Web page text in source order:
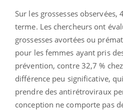
Sur les grossesses observées,
terme. Les chercheurs ont
grossesses avortées ou
pour les femmes ayant pris
prévention, contre 32,7 %
différence peu significative,
prendre des antirétroviraux
conception ne comporte pas